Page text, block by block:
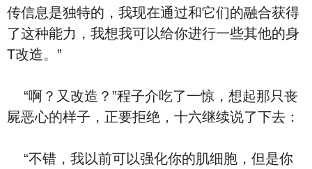
传信息是独特的，我现在通过和它们的融合获得
了这种能力，我想我可以给你进行一些其他的身
T改造。”
“啊？又改造？”程子介吃了一惊，想起那只丧
屍恶心的样子，正要拒绝，十六继续说了下去：
“不错，我以前可以强化你的肌细胞，但是你